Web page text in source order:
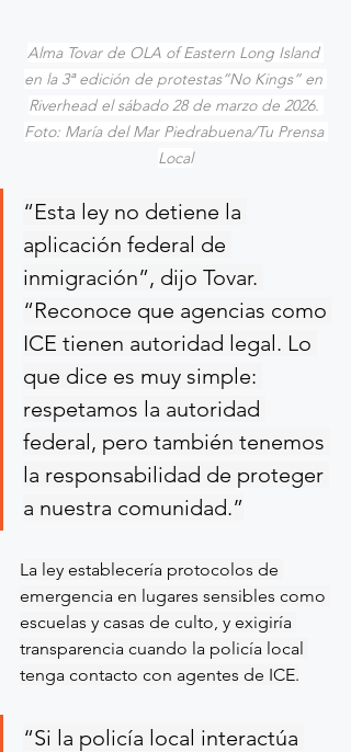
Alma Tovar de OLA of Eastern Long Island
en la 3ª edición de protestas”No Kings” en
Riverhead el sábado 28 de marzo de 2026.
Foto: María del Mar Piedrabuena/Tu Prensa
Local
“Esta ley no detiene la
aplicación federal de
inmigración”, dijo Tovar.
“Reconoce que agencias como
ICE tienen autoridad legal. Lo
que dice es muy simple:
respetamos la autoridad
federal, pero también tenemos
la responsabilidad de proteger
a nuestra comunidad.”
La ley establecería protocolos de
emergencia en lugares sensibles como
escuelas y casas de culto, y exigiría
transparencia cuando la policía local
tenga contacto con agentes de ICE.
“Si la policía local interactúa